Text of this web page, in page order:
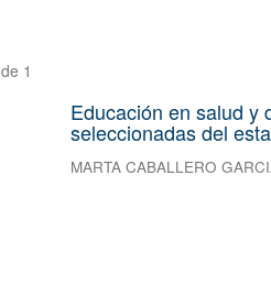
1
Educación en salud y
seleccionadas del
MARTA CABALLERO